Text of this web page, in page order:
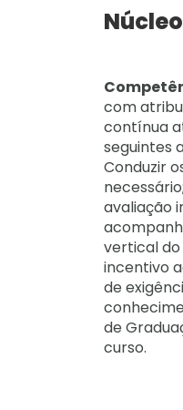
com
contínua
seguintes
Conduzir
avaliação
vertical do
incentivo
de
de
curso.